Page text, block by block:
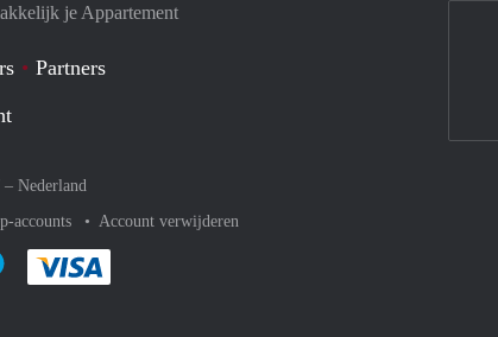
je Appartement
Partners
– Nederland
accounts Account verwijderen
af met Paypal
gemakkelijk af met Mastercard
Je rekent gemakkelijk af met Meastro